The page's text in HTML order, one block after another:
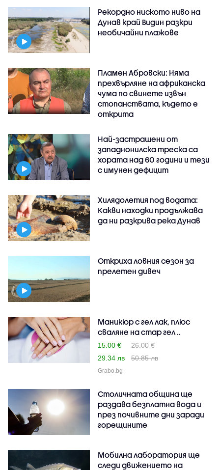
Рекордно ниското ниво на
Дунав край Видин разкри
необичайни плажове
Пламен Абровски: Няма
прехвърляне на африканска
чума по свинете извън
стопанствата, където е
открита
Най-застрашени от
западнонилска треска са
хората над 60 години и тези
с имунен дефицит
Хилядолетия под водата:
Какви находки продължава
да ни разкрива река Дунав
Откриха ловния сезон за
прелетен дивеч
Маникюр с гел лак, плюс
сваляне на стар гел ..
15.00 €
26.00 €
29.34 лв
50.85 лв
Grabo.bg
Столичната община ще
раздава безплатна вода и
през почивните дни заради
горещините
Мобилна лаборатория ще
следи движението на